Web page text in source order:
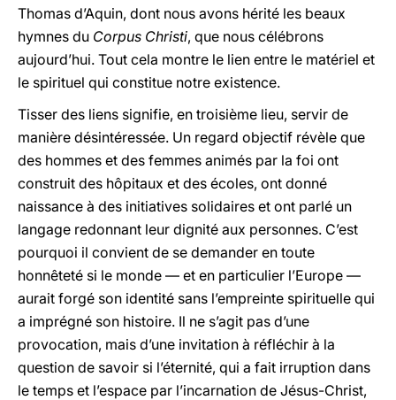
Thomas d’Aquin, dont nous avons hérité les beaux
hymnes du Corpus Christi, que nous célébrons
aujourd’hui. Tout cela montre le lien entre le matériel et
le spirituel qui constitue notre existence.
Tisser des liens signifie, en troisième lieu, servir de
manière désintéressée. Un regard objectif révèle que
des hommes et des femmes animés par la foi ont
construit des hôpitaux et des écoles, ont donné
naissance à des initiatives solidaires et ont parlé un
langage redonnant leur dignité aux personnes. C’est
pourquoi il convient de se demander en toute
honnêteté si le monde — et en particulier l’Europe —
aurait forgé son identité sans l’empreinte spirituelle qui
a imprégné son histoire. Il ne s’agit pas d’une
provocation, mais d’une invitation à réfléchir à la
question de savoir si l’éternité, qui a fait irruption dans
le temps et l’espace par l’incarnation de Jésus-Christ,